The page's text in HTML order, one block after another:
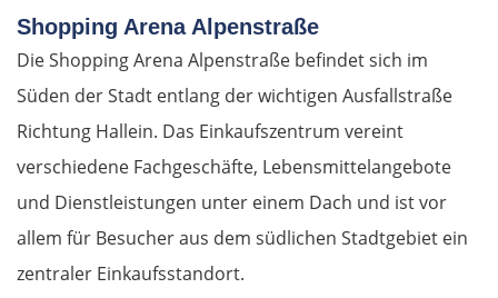
Shopping Arena Alpenstraße
Die Shopping Arena Alpenstraße befindet sich im
Süden der Stadt entlang der wichtigen Ausfallstraße
Richtung Hallein. Das Einkaufszentrum vereint
verschiedene Fachgeschäfte, Lebensmittelangebote
und Dienstleistungen unter einem Dach und ist vor
allem für Besucher aus dem südlichen Stadtgebiet ein
zentraler Einkaufsstandort.